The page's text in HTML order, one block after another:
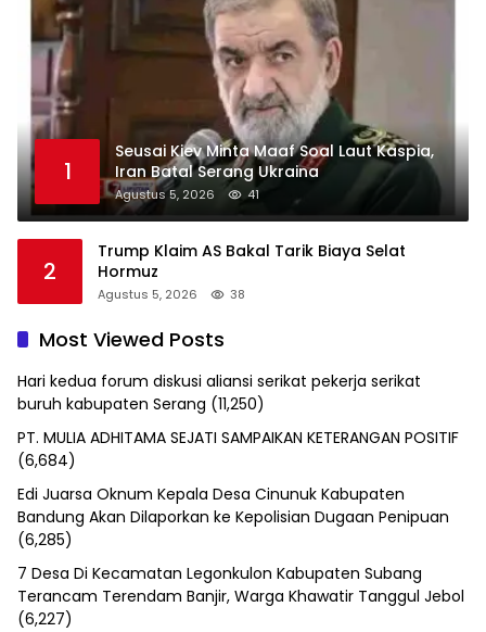
1
Seusai Kiev Minta Maaf Soal Laut Kaspia,
Iran Batal Serang Ukraina
Agustus 5, 2026 41
2
Trump Klaim AS Bakal Tarik Biaya Selat
Hormuz
Agustus 5, 2026 38
Most Viewed Posts
Hari kedua forum diskusi aliansi serikat pekerja serikat
buruh kabupaten Serang (11,250)
PT. MULIA ADHITAMA SEJATI SAMPAIKAN KETERANGAN POSITIF
(6,684)
Edi Juarsa Oknum Kepala Desa Cinunuk Kabupaten
Bandung Akan Dilaporkan ke Kepolisian Dugaan Penipuan
(6,285)
7 Desa Di Kecamatan Legonkulon Kabupaten Subang
Terancam Terendam Banjir, Warga Khawatir Tanggul Jebol
(6,227)